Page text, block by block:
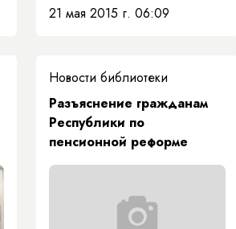
21 мая 2015 г. 06:09
Новости библиотеки
Разъяснение гражданам
Республики по
пенсионной реформе